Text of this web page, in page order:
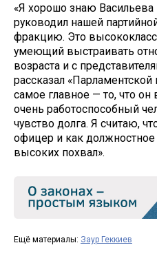
«Я хорошо знаю
руководил нашей
фракцию. Это
умеющий выстраивать
возраста и с
рассказал
самое главное — то, что
очень работоспособный
чувство долга. Я считаю,
офицер и как
высоких похвал».
Ещё материалы: Заур Геккиев